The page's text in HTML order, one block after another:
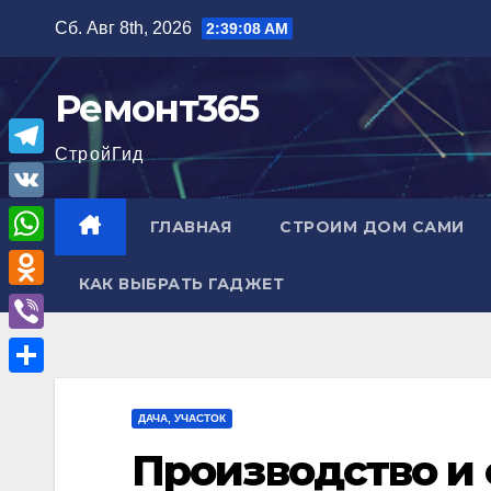
содержимому
Сб. Авг 8th, 2026 2:39:10 AM
Ремонт365
СтройГид
ГЛАВНАЯ СТРОИМ ДОМ САМИ
КАК ВЫБРАТЬ ГАДЖЕТ
ДАЧА, УЧАСТОК
Производство и
T
e
l
e
g
r
V
K
W
h
a
O
d
n
V